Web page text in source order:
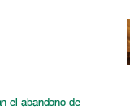
el abandono de